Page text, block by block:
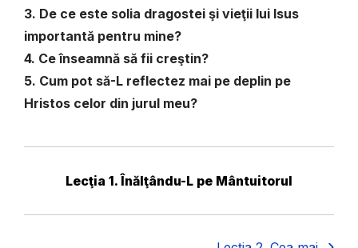
3. De ce este solia dragostei şi vieţii lui Isus
importantă pentru mine?
4. Ce înseamnă să fii creştin?
5. Cum pot să-L reflectez mai pe deplin pe
Hristos celor din jurul meu?
Lecţia 1. Înălţându-L pe Mântuitorul